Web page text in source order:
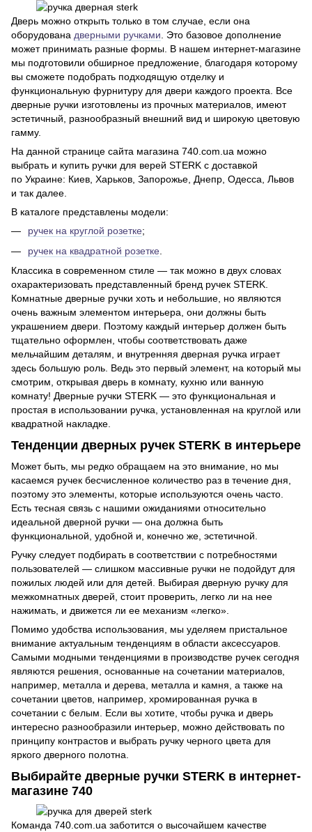
Дверь можно открыть только в том случае, если она
оборудована дверными ручками. Это базовое дополнение
может принимать разные формы. В нашем интернет-магазине
мы подготовили обширное предложение, благодаря которому
вы сможете подобрать подходящую отделку и
функциональную фурнитуру для двери каждого проекта. Все
дверные ручки изготовлены из прочных материалов, имеют
эстетичный, разнообразный внешний вид и широкую цветовую
гамму.
На данной странице сайта магазина 740.com.ua можно
выбрать и купить ручки для верей STERK с доставкой
по Украине: Киев, Харьков, Запорожье, Днепр, Одесса, Львов
и так далее.
В каталоге представлены модели:
ручек на круглой розетке;
ручек на квадратной розетке
Классика в современном стиле — так можно в двух словах
охарактеризовать представленный бренд ручек STERK.
Комнатные дверные ручки хоть и небольшие, но являются
очень важным элементом интерьера, они должны быть
украшением двери. Поэтому каждый интерьер должен быть
тщательно оформлен, чтобы соответствовать даже
мельчайшим деталям, и внутренняя дверная ручка играет
здесь большую роль. Ведь это первый элемент, на который мы
смотрим, открывая дверь в комнату, кухню или ванную
комнату! Дверные ручки STERK — это функциональная и
простая в использовании ручка, установленная на круглой или
квадратной накладке.
Тенденции дверных ручек STERK в интерьере
Может быть, мы редко обращаем на это внимание, но мы
касаемся ручек бесчисленное количество раз в течение дня,
поэтому это элементы, которые используются очень часто.
Есть тесная связь с нашими ожиданиями относительно
идеальной дверной ручки — она должна быть
функциональной, удобной и, конечно же, эстетичной.
Ручку следует подбирать в соответствии с потребностями
пользователей — слишком массивные ручки не подойдут для
пожилых людей или для детей. Выбирая дверную ручку для
межкомнатных дверей, стоит проверить, легко ли на нее
нажимать, и движется ли ее механизм «легко».
Помимо удобства использования, мы уделяем пристальное
внимание актуальным тенденциям в области аксессуаров.
Самыми модными тенденциями в производстве ручек сегодня
являются решения, основанные на сочетании материалов,
например, металла и дерева, металла и камня, а также на
сочетании цветов, например, хромированная ручка в
сочетании с белым. Если вы хотите, чтобы ручка и дверь
интересно разнообразили интерьер, можно действовать по
принципу контрастов и выбрать ручку черного цвета для
яркого дверного полотна.
Выбирайте дверные ручки STERK в интернет-
магазине 740
Команда 740.com.ua заботится о высочайшем качестве